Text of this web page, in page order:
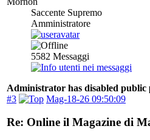
Saccente Supremo
Amministratore
5582 Messaggi
Administrator has disabled public
#3
Mag-18-26 09:50:09
Re: Online il Magazine di